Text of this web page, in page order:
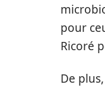
pour
Ricoré
De